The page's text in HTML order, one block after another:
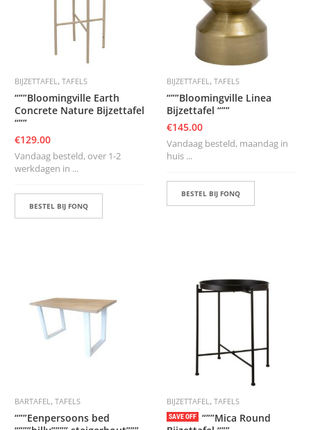
N
T
O
E
BIJZETTAFEL, TAFELS
“””Bloomingville Earth
Concrete Nature Bijzettafel
“””
€129.00
Vandaag besteld, over 1-2
werkdagen in ...
BESTEL BIJ FONQ
BIJZETTAFEL, TAFELS
“””Bloomingville Linea
Bijzettafel “””
€145.00
Vandaag besteld, maandag in
huis ...
BESTEL BIJ FONQ
BARTAFEL, TAFELS
“””Eenpersoons bed
BIJZETTAFEL, TAFELS
SAVE OFF
“””Mica Round